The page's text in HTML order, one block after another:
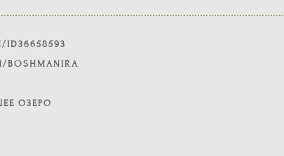
ID36658593
ОЗЕРО